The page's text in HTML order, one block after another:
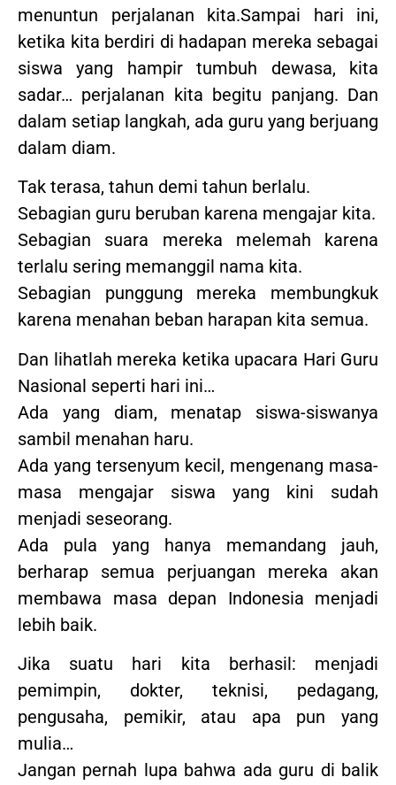
menuntun perjalanan kita.Sampai hari ini,
ketika kita berdiri di hadapan mereka sebagai
siswa yang hampir tumbuh dewasa, kita
sadar… perjalanan kita begitu panjang. Dan
dalam setiap langkah, ada guru yang berjuang
dalam diam.
Tak terasa, tahun demi tahun berlalu.
Sebagian guru beruban karena mengajar kita.
Sebagian suara mereka melemah karena
terlalu sering memanggil nama kita.
Sebagian punggung mereka membungkuk
karena menahan beban harapan kita semua.
Dan lihatlah mereka ketika upacara Hari Guru
Nasional seperti hari ini…
Ada yang diam, menatap siswa-siswanya
sambil menahan haru.
Ada yang tersenyum kecil, mengenang masa-
masa mengajar siswa yang kini sudah
menjadi seseorang.
Ada pula yang hanya memandang jauh,
berharap semua perjuangan mereka akan
membawa masa depan Indonesia menjadi
lebih baik.
Jika suatu hari kita berhasil: menjadi
pemimpin, dokter, teknisi, pedagang,
pengusaha, pemikir, atau apa pun yang
mulia…
Jangan pernah lupa bahwa ada guru di balik